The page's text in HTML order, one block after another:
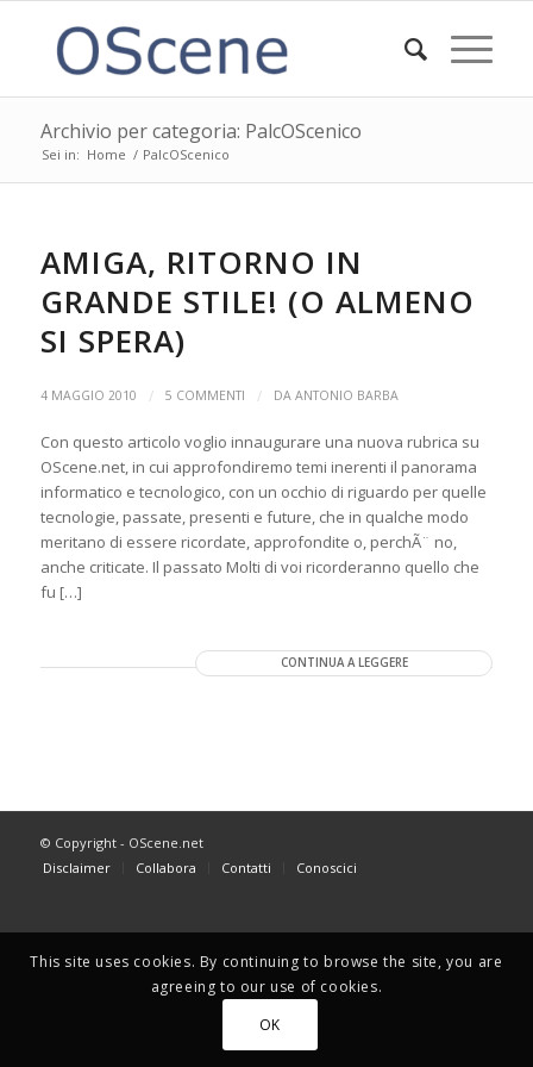
Archivio per categoria: PalcOScenico
Sei in: Home / PalcOScenico
AMIGA, RITORNO IN
GRANDE STILE! (O ALMENO
SI SPERA)
4 MAGGIO 2010 / 5 COMMENTI / DA ANTONIO BARBA
Con questo articolo voglio innaugurare una nuova rubrica su
OScene.net, in cui approfondiremo temi inerenti il panorama
informatico e tecnologico, con un occhio di riguardo per quelle
tecnologie, passate, presenti e future, che in qualche modo
meritano di essere ricordate, approfondite o, perchÃ¨ no,
anche criticate. Il passato Molti di voi ricorderanno quello che
fu […]
CONTINUA A LEGGERE
© Copyright - OScene.net
Disclaimer
Collabora Contatti Conoscici
This site uses cookies. By continuing to browse the site, you are
agreeing to our use of cookies.
OK